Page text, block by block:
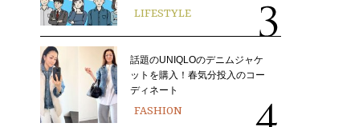
LIFESTYLE
話題のUNIQLOのデニムジャケ
ットを購入！春気分投入のコー
ディネート
FASHION